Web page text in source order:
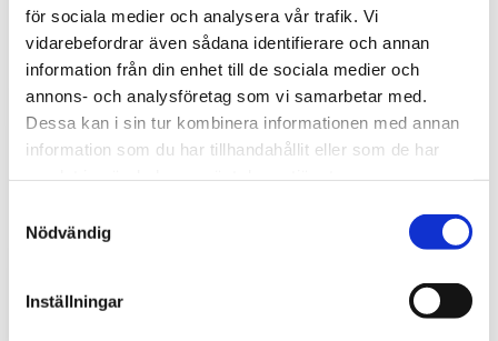
för sociala medier och analysera vår trafik. Vi
vidarebefordrar även sådana identifierare och annan
information från din enhet till de sociala medier och
annons- och analysföretag som vi samarbetar med.
Dessa kan i sin tur kombinera informationen med annan
information som du har tillhandahållit eller som de har
Nödvändig
Inställningar
entreprenadmaskin?
bara utseende. Rätt matta skyddar originalgolvet mot
slitage, förenklar rengöringen och bidrar till...